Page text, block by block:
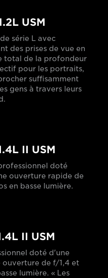
USM
série L avec
des prises de vue en
total de la profondeur
pour les portraits,
suffisamment
gens à travers leurs
II USM
doté
ouverture rapide de
en basse lumière.
II USM
doté d'une
ouverture de f/1,4 et
lumière. « Les